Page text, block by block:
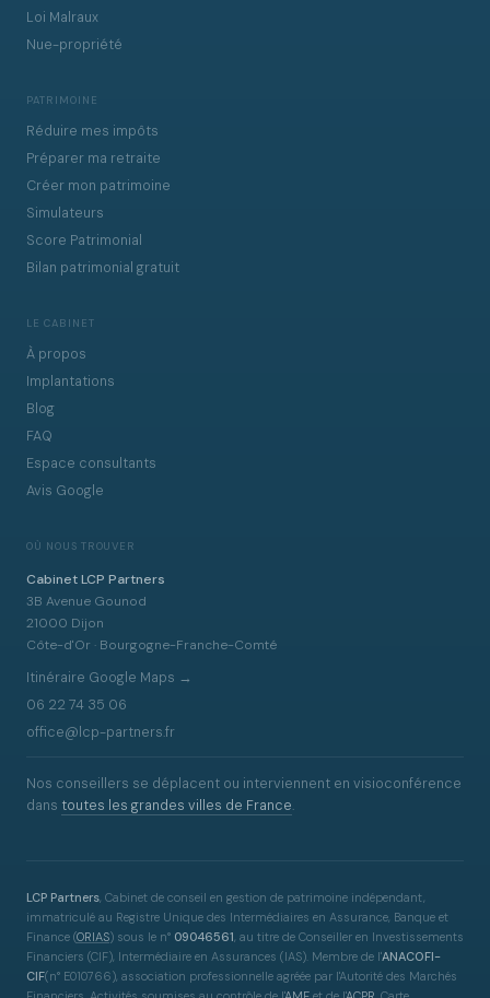
Loi Malraux
Nue-propriété
PATRIMOINE
Réduire mes impôts
Préparer ma retraite
Créer mon patrimoine
Simulateurs
Score Patrimonial
Bilan patrimonial gratuit
LE CABINET
À propos
Implantations
Blog
FAQ
Espace consultants
Avis Google
OÙ NOUS TROUVER
Cabinet LCP Partners
3B Avenue Gounod
21000 Dijon
Côte-d'Or · Bourgogne-Franche-Comté
Itinéraire Google Maps →
06 22 74 35 06
office@lcp-partners.fr
Nos conseillers se déplacent ou interviennent en visioconférence
dans toutes les grandes villes de France.
LCP Partners , Cabinet de conseil en gestion de patrimoine indépendant,
immatriculé au Registre Unique des Intermédiaires en Assurance, Banque et
Finance (ORIAS) sous le n° 09046561 , au titre de Conseiller en Investissements
Financiers (CIF), Intermédiaire en Assurances (IAS). Membre de l'ANACOFI-
CIF(n° E010766), association professionnelle agréée par l'Autorité des Marchés